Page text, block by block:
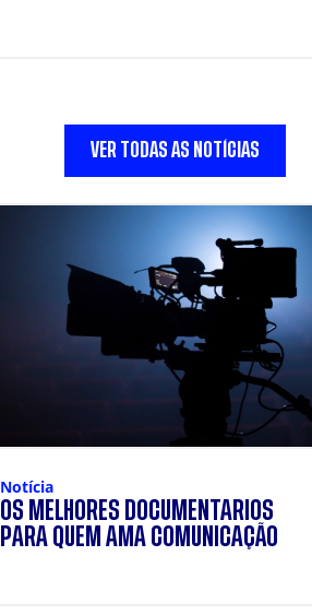
VER TODAS AS NOTÍCIAS
Notícia
OS MELHORES DOCUMENTÁRIOS
PARA QUEM AMA COMUNICAÇÃO